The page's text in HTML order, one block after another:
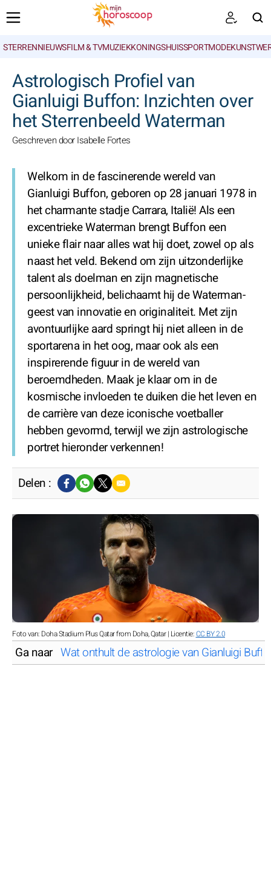
STERRENNIEUWSFILM & TVMUZIEKKONINGSHUISSPORTMODE
Astrologisch Profiel van
Gianluigi Buffon: Inzichten over
het Sterrenbeeld Waterman
Geschreven door Isabelle Fortes
Welkom in de fascinerende wereld van
Gianluigi Buffon, geboren op 28 januari 1978 in
het charmante stadje Carrara, Italië! Als een
excentrieke Waterman brengt Buffon een
unieke flair naar alles wat hij doet, zowel op als
naast het veld. Bekend om zijn uitzonderlijke
talent als doelman en zijn magnetische
persoonlijkheid, belichaamt hij de Waterman-
geest van innovatie en originaliteit. Met zijn
avontuurlijke aard springt hij niet alleen in de
sportarena in het oog, maar ook als een
inspirerende figuur in de wereld van
beroemdheden. Maak je klaar om in de
kosmische invloeden te duiken die het leven en
de carrière van deze iconische voetballer
hebben gevormd, terwijl we zijn astrologische
portret hieronder verkennen!
Delen :
Foto van: Doha Stadium Plus Qatar from Doha, Qatar | Licentie:CC BY 2.0
Ga naar Wat onthult de astrologie van Gianluigi